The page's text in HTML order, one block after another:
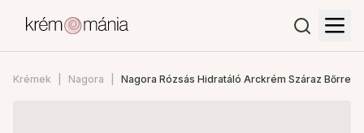
Krémek Nagora Nagora Rózsás Hidratáló Arckrém Száraz Bőrre